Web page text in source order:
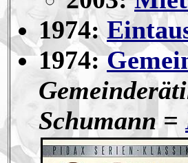
1974:
1974:
Schumann =